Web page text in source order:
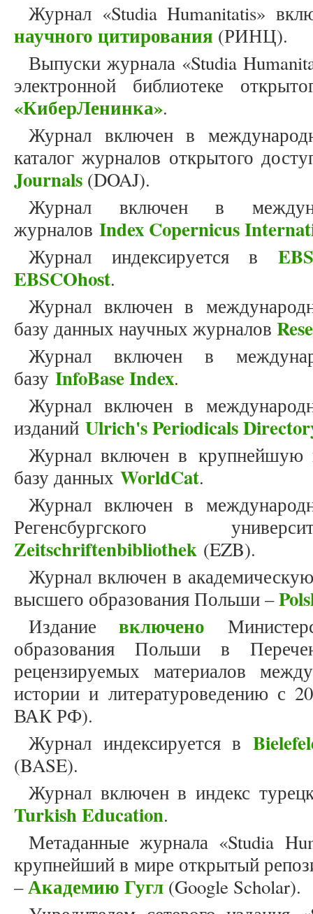
Журнал «Studia Humanitatis»
научного цитирования (РИНЦ).
Выпуски журнала «Studia
электронной библиотеке
«КиберЛенинка».
Журнал включен в
каталог журналов открытого
Journals (DOAJ).
Журнал включен в
журналов Index Copernicus
Журнал индексируется в
EBSCOhost.
Журнал включен в
базу данных научных журналов
Журнал включен в
базу InfoBase Index.
Журнал включен в
изданий Ulrich's Periodicals
Журнал включен в крупнейшую
базу данных WorldCat.
Журнал включен в
Регенсбургского
Zeitschriftenbibliothek (EZB).
Журнал включен в
высшего образования Польши –
Издание включено
образования Польши в
рецензируемых материалов
истории и литературоведению с
ВАК РФ).
Журнал индексируется в
(BASE).
Журнал включен в индекс
Turkish Education.
Метаданные журнала «Studia
крупнейший в мире открытый
–Академию Гугл (Google Scholar).